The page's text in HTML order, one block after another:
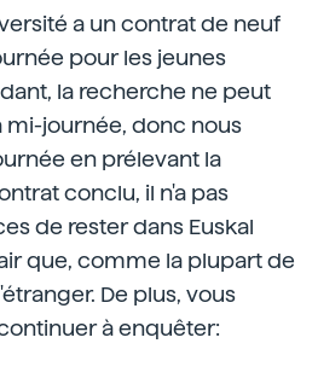
a un contrat de neuf
pour les jeunes
la recherche ne peut
mi-journée, donc nous
en prélevant la
conclu, il n'a pas
de rester dans Euskal
que, comme la plupart de
De plus, vous
à enquêter: